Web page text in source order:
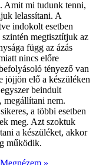
Amit mi tudunk tenni,
lelassítani. A
indokolt esetben
megtisztítjuk az
függ az ázás
nincs előre
tényező van
jöjjön elő a készüléken
beindult
megállítani nem.
a többi esetben
meg. Azt szoktuk
a készüléket, akkor
működik.
Megnézem »